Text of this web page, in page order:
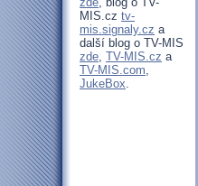
MIS.cz tv-
mis.signaly.cz a
další blog o TV-MIS
zde, TV-MIS.cz a
TV-MIS.com,
JukeBox.